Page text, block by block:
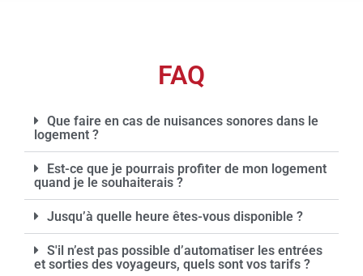
FAQ
Que faire en cas de nuisances sonores dans le
logement ?
Est-ce que je pourrais profiter de mon logement
quand je le souhaiterais ?
Jusqu’à quelle heure êtes-vous disponible ?
S'il n’est pas possible d’automatiser les entrées
et sorties des voyageurs, quels sont vos tarifs ?